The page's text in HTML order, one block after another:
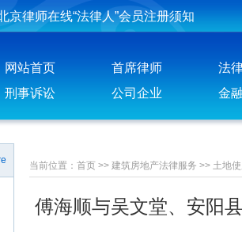
京律师在线投稿须知
网站首页 首席律师 法
刑事诉讼
公司企业 金
当前位置： 首页 >> 建筑房地产法律服务 >> 土地
傅海顺与吴文堂、安阳